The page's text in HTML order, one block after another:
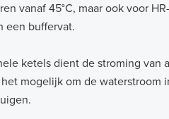
vanaf 45°C, maar ook voor
een buffervat.
ketels dient de stroming van
mogelijk om de waterstroom